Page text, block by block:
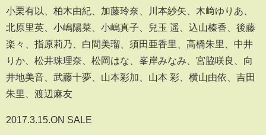
小栗有以、柏木由紀、加藤玲奈、川本紗矢、木﨑ゆりあ、
北原里英、小嶋陽菜、小嶋真子、兒玉 遥、込山榛香、後藤
楽々、指原莉乃、白間美瑠、須田亜香里、高橋朱里、中井
りか、松井珠理奈、松岡はな、峯岸みなみ、宮脇咲良、向
井地美音、武藤十夢、山本彩加、山本 彩、横山由依、吉田
朱里、渡辺麻友
2017.3.15.ON SALE